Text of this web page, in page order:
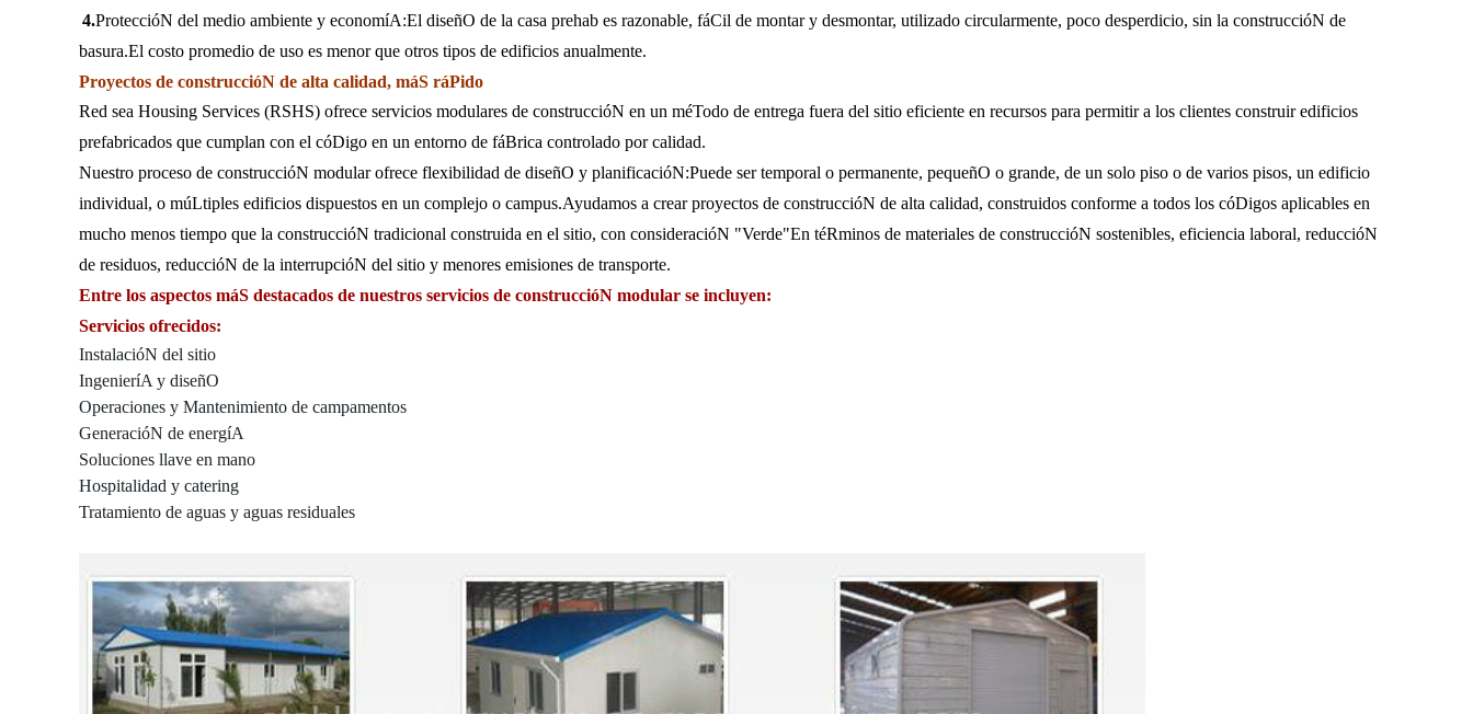
4.ProteccióN del medio ambiente y economíA:El diseñO de la casa prehab es razonable, fáCil de montar y desmontar, utilizado circularmente, poco desperdicio, sin la construccióN de
basura.El costo promedio de uso es menor que otros tipos de edificios anualmente.
Proyectos de construccióN de alta calidad, máS ráPido
Red sea Housing Services (RSHS) ofrece servicios modulares de construccióN en un méTodo de entrega fuera del sitio eficiente en recursos para permitir a los clientes construir edificios
prefabricados que cumplan con el cóDigo en un entorno de fáBrica controlado por calidad.
Nuestro proceso de construccióN modular ofrece flexibilidad de diseñO y planificacióN:Puede ser temporal o permanente, pequeñO o grande, de un solo piso o de varios pisos, un edificio
individual, o múLtiples edificios dispuestos en un complejo o campus.Ayudamos a crear proyectos de construccióN de alta calidad, construidos conforme a todos los cóDigos aplicables en
mucho menos tiempo que la construccióN tradicional construida en el sitio, con consideracióN "Verde"En téRminos de materiales de construccióN sostenibles, eficiencia laboral, reduccióN
de residuos, reduccióN de la interrupcióN del sitio y menores emisiones de transporte.
Entre los aspectos máS destacados de nuestros servicios de construccióN modular se incluyen:
Servicios ofrecidos:
InstalacióN del sitio
IngenieríA y diseñO
Operaciones y Mantenimiento de campamentos
GeneracióN de energíA
Soluciones llave en mano
Hospitalidad y catering
Tratamiento de aguas y aguas residuales